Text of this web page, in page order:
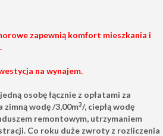
zapewnią komfort mieszkania i
na wynajem.
osobę łącznie z opłatami za
zimną wodę /3,00m3/, ciepłą wodę
remontowym, utrzymaniem
Co roku duże zwroty z rozliczenia